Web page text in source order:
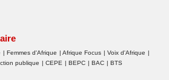
| Femmes d'Afrique | Afrique Focus | Voix d'Afrique |
publique | CEPE | BEPC | BAC | BTS